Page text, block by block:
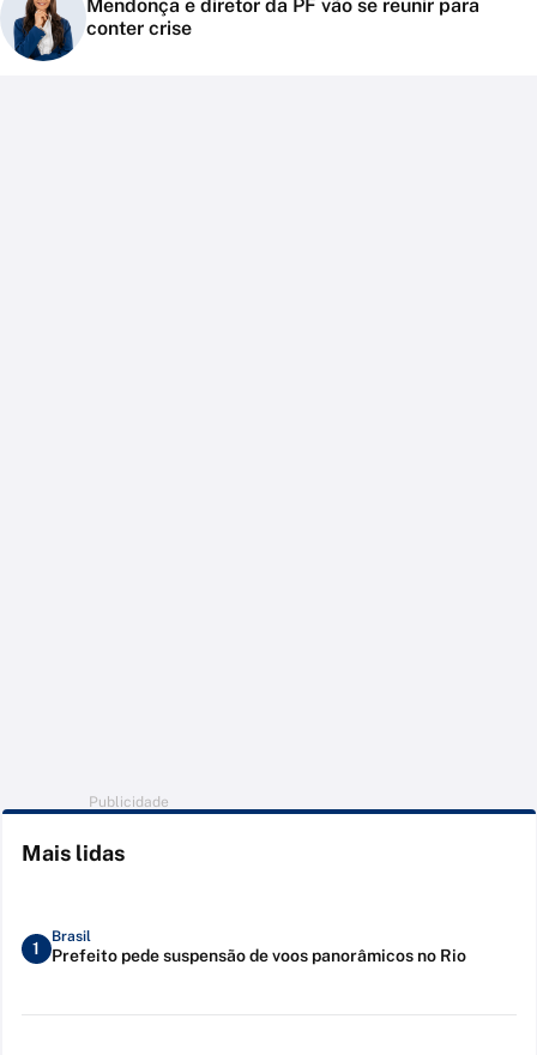
Mendonça e diretor da PF vão se reunir para
conter crise
Publicidade
Mais lidas
1
Brasil
Prefeito pede suspensão de voos panorâmicos no Rio